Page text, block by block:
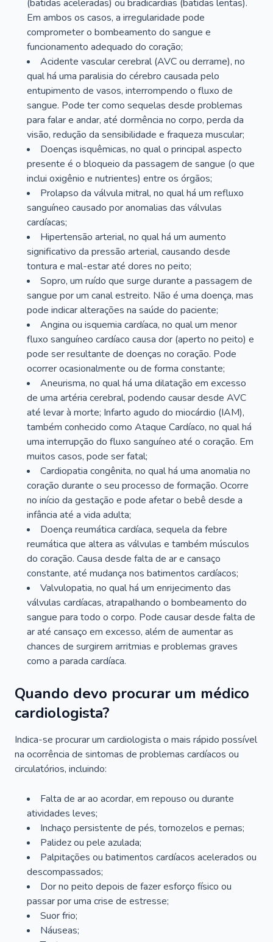
(batidas aceleradas) ou bradicardias (batidas lentas).
Em ambos os casos, a irregularidade pode
comprometer o bombeamento do sangue e
funcionamento adequado do coração;
Acidente vascular cerebral (AVC ou derrame), no
qual há uma paralisia do cérebro causada pelo
entupimento de vasos, interrompendo o fluxo de
sangue. Pode ter como sequelas desde problemas
para falar e andar, até dormência no corpo, perda da
visão, redução da sensibilidade e fraqueza muscular;
Doenças isquêmicas, no qual o principal aspecto
presente é o bloqueio da passagem de sangue (o que
inclui oxigênio e nutrientes) entre os órgãos;
Prolapso da válvula mitral, no qual há um refluxo
sanguíneo causado por anomalias das válvulas
cardíacas;
Hipertensão arterial, no qual há um aumento
significativo da pressão arterial, causando desde
tontura e mal-estar até dores no peito;
Sopro, um ruído que surge durante a passagem de
sangue por um canal estreito. Não é uma doença, mas
pode indicar alterações na saúde do paciente;
Angina ou isquemia cardíaca, no qual um menor
fluxo sanguíneo cardíaco causa dor (aperto no peito) e
pode ser resultante de doenças no coração. Pode
ocorrer ocasionalmente ou de forma constante;
Aneurisma, no qual há uma dilatação em excesso
de uma artéria cerebral, podendo causar desde AVC
até levar à morte; Infarto agudo do miocárdio (IAM),
também conhecido como Ataque Cardíaco, no qual há
uma interrupção do fluxo sanguíneo até o coração. Em
muitos casos, pode ser fatal;
Cardiopatia congênita, no qual há uma anomalia no
coração durante o seu processo de formação. Ocorre
no início da gestação e pode afetar o bebê desde a
infância até a vida adulta;
Doença reumática cardíaca, sequela da febre
reumática que altera as válvulas e também músculos
do coração. Causa desde falta de ar e cansaço
constante, até mudança nos batimentos cardíacos;
Valvulopatia, no qual há um enrijecimento das
válvulas cardíacas, atrapalhando o bombeamento do
sangue para todo o corpo. Pode causar desde falta de
ar até cansaço em excesso, além de aumentar as
chances de surgirem arritmias e problemas graves
como a parada cardíaca.
Quando devo procurar um médico
cardiologista?
Indica-se procurar um cardiologista o mais rápido possível
na ocorrência de sintomas de problemas cardíacos ou
circulatórios, incluindo:
Falta de ar ao acordar, em repouso ou durante
atividades leves;
Inchaço persistente de pés, tornozelos e pernas;
Palidez ou pele azulada;
Palpitações ou batimentos cardíacos acelerados ou
descompassados;
Dor no peito depois de fazer esforço físico ou
passar por uma crise de estresse;
Suor frio;
Náuseas;